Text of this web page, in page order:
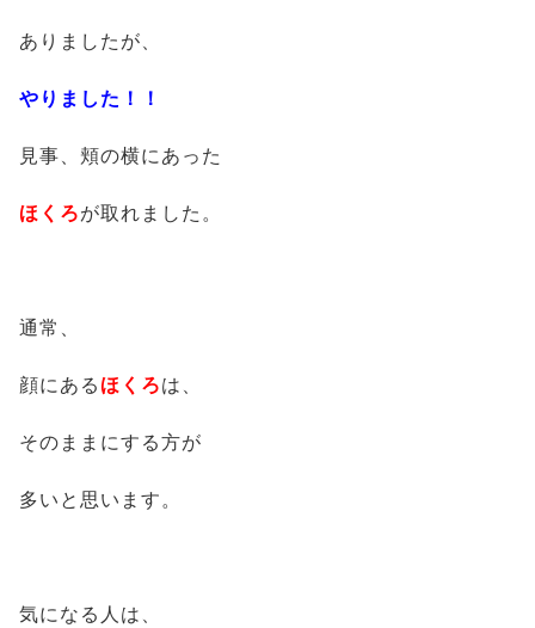
ありましたが、
やりました！！
見事、頬の横にあった
ほくろが取れました。
通常、
顔にある ほくろは、
そのままにする方が
多いと思います。
気になる人は、